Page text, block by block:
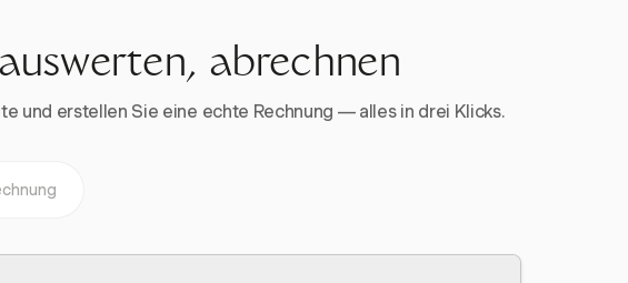
abrechnen
und erstellen Sie eine echte Rechnung — alles in drei Klicks.